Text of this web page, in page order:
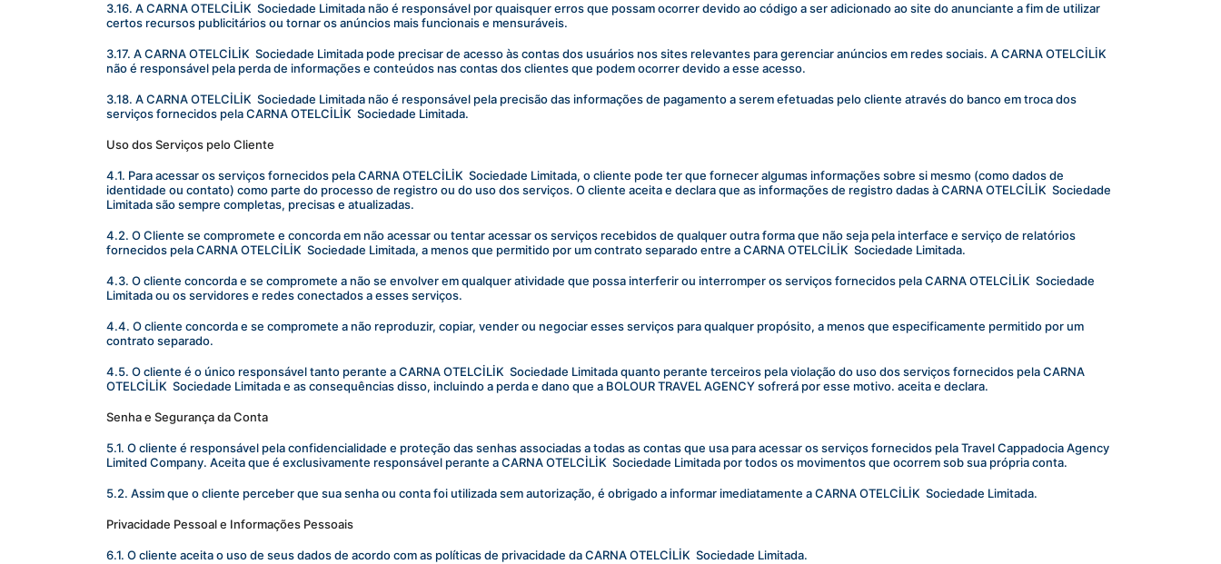
3.16. A CARNA OTELCİLİK  Sociedade Limitada não é responsável por quaisquer erros que possam ocorrer devido ao código a ser adicionado ao site do anunciante a fim de utilizar
certos recursos publicitários ou tornar os anúncios mais funcionais e mensuráveis.
3.17. A CARNA OTELCİLİK  Sociedade Limitada pode precisar de acesso às contas dos usuários nos sites relevantes para gerenciar anúncios em redes sociais. A CARNA OTELCİLİK
não é responsável pela perda de informações e conteúdos nas contas dos clientes que podem ocorrer devido a esse acesso.
3.18. A CARNA OTELCİLİK  Sociedade Limitada não é responsável pela precisão das informações de pagamento a serem efetuadas pelo cliente através do banco em troca dos
serviços fornecidos pela CARNA OTELCİLİK  Sociedade Limitada.
Uso dos Serviços pelo Cliente
4.1. Para acessar os serviços fornecidos pela CARNA OTELCİLİK  Sociedade Limitada, o cliente pode ter que fornecer algumas informações sobre si mesmo (como dados de
identidade ou contato) como parte do processo de registro ou do uso dos serviços. O cliente aceita e declara que as informações de registro dadas à CARNA OTELCİLİK  Sociedade
Limitada são sempre completas, precisas e atualizadas.
4.2. O Cliente se compromete e concorda em não acessar ou tentar acessar os serviços recebidos de qualquer outra forma que não seja pela interface e serviço de relatórios
fornecidos pela CARNA OTELCİLİK  Sociedade Limitada, a menos que permitido por um contrato separado entre a CARNA OTELCİLİK  Sociedade Limitada.
4.3. O cliente concorda e se compromete a não se envolver em qualquer atividade que possa interferir ou interromper os serviços fornecidos pela CARNA OTELCİLİK  Sociedade
Limitada ou os servidores e redes conectados a esses serviços.
4.4. O cliente concorda e se compromete a não reproduzir, copiar, vender ou negociar esses serviços para qualquer propósito, a menos que especificamente permitido por um
contrato separado.
4.5. O cliente é o único responsável tanto perante a CARNA OTELCİLİK  Sociedade Limitada quanto perante terceiros pela violação do uso dos serviços fornecidos pela CARNA
OTELCİLİK  Sociedade Limitada e as consequências disso, incluindo a perda e dano que a BOLOUR TRAVEL AGENCY sofrerá por esse motivo. aceita e declara.
Senha e Segurança da Conta
5.1. O cliente é responsável pela confidencialidade e proteção das senhas associadas a todas as contas que usa para acessar os serviços fornecidos pela Travel Cappadocia Agency
Limited Company. Aceita que é exclusivamente responsável perante a CARNA OTELCİLİK  Sociedade Limitada por todos os movimentos que ocorrem sob sua própria conta.
5.2. Assim que o cliente perceber que sua senha ou conta foi utilizada sem autorização, é obrigado a informar imediatamente a CARNA OTELCİLİK  Sociedade Limitada.
Privacidade Pessoal e Informações Pessoais
6.1. O cliente aceita o uso de seus dados de acordo com as políticas de privacidade da CARNA OTELCİLİK  Sociedade Limitada.